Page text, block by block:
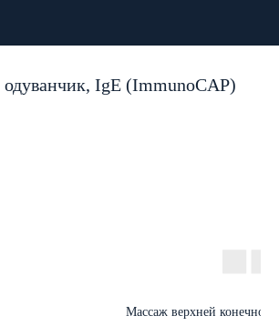
одуванчик, IgE (ImmunoCAP)
Массаж верхней